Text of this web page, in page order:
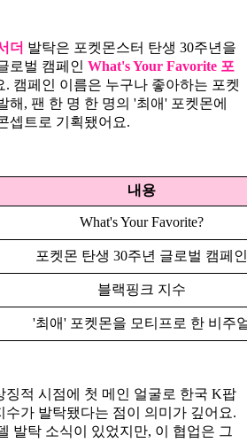
더 발탁은 포켓몬스터 탄생 30주년을
로벌 캠페인 What's Your Favorite 포
. 캠페인 이름은 누구나 좋아하는 포켓
해, 팬 한 명 한 명의 '최애' 포켓몬에
셉트로 기획됐어요.
내용
What's Your Favorite?
포켓몬 탄생 30주년 글로벌 캠페인
블랙핑크 지수
'최애' 포켓몬을 모티프로 한 비주
징적 시점에 첫 메인 얼굴로 한국 K팝
수가 발탁됐다는 점이 의미가 깊어요.
발탁 소식이 있었지만, 이 협업은 그